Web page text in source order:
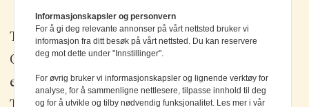
Tlf: +47 67 80 42 80
Olav Brunborgs vei 6, 1396 Billingstad
epost: elektronikk@elektronikkforlaget.no
Informasjonskapsler og personvern
For å gi deg relevante annonser på vårt nettsted bruker vi
informasjon fra ditt besøk på vårt nettsted. Du kan reservere
deg mot dette under "Innstillinger".
For øvrig bruker vi informasjonskapsler og lignende verktøy for
analyse, for å sammenligne nettlesere, tilpasse innhold til deg
og for å utvikle og tilby nødvendig funksjonalitet. Les mer i vår